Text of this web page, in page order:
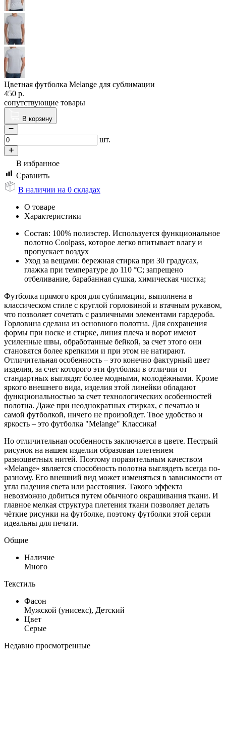
Цветная футболка Melange для сублимации
450 р.
сопутствующие товары
В корзину
шт.
В избранное
Сравнить
В наличии на 0 складах
О товаре
Характеристики
Состав: 100% полиэстер. Используется функциональное
полотно Coolpass, которое легко впитывает влагу и
пропускает воздух
Уход за вещами: бережная стирка при 30 градусах,
глажка при температуре до 110 °C; запрещено
отбеливание, барабанная сушка, химическая чистка;
Футболка прямого кроя для сублимации, выполнена в
классическом стиле с круглой горловиной и втачным рукавом,
что позволяет сочетать с различными элементами гардероба.
Горловина сделана из основного полотна. Для сохранения
формы при носке и стирке, линия плеча и ворот имеют
усиленные швы, обработанные бейкой, за счет этого они
становятся более крепкими и при этом не натирают.
Отличительная особенность – это конечно фактурный цвет
изделия, за счет которого эти футболки в отличии от
стандартных выглядят более модными, молодёжными. Кроме
яркого внешнего вида, изделия этой линейки обладают
функциональностью за счет технологических особенностей
полотна. Даже при неоднократных стирках, с печатью и
самой футболкой, ничего не произойдет. Твое удобство и
яркость – это футболка "Melange" Классика!
Но отличительная особенность заключается в цвете. Пестрый
рисунок на нашем изделии образован плетением
разноцветных нитей. Поэтому поразительным качеством
«Melange» является способность полотна выглядеть всегда по-
разному. Его внешний вид может изменяться в зависимости от
угла падения света или расстояния. Такого эффекта
невозможно добиться путем обычного окрашивания ткани. И
главное мелкая структура плетения ткани позволяет делать
чёткие рисунки на футболке, поэтому футболки этой серии
идеальны для печати.
Общие
Наличие
Много
Текстиль
Фасон
Мужской (унисекс), Детский
Цвет
Серые
Недавно просмотренные